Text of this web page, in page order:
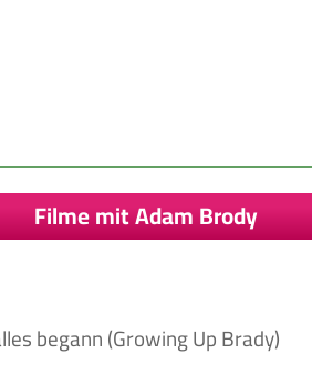
Filme mit Adam Brody
begann (Growing Up Brady)